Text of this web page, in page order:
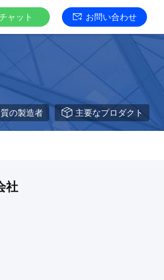
ャット お問い合わせ
質の製造者 主要なプロダクト
社